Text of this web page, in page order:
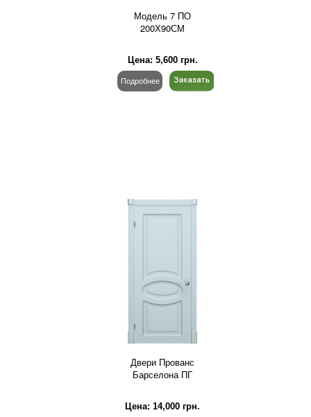
Модель 7 ПО
200Х90СМ
Цена: 5,600грн.
Подробнее
Двери Прованс
Барселона ПГ
Цена: 14,000 грн.